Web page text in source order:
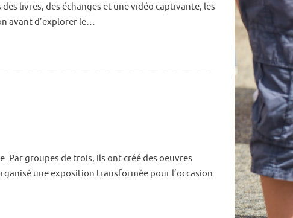
livres, des échanges et une vidéo captivante, les
avant d’explorer le…
Par groupes de trois, ils ont créé des oeuvres
une exposition transformée pour l’occasion